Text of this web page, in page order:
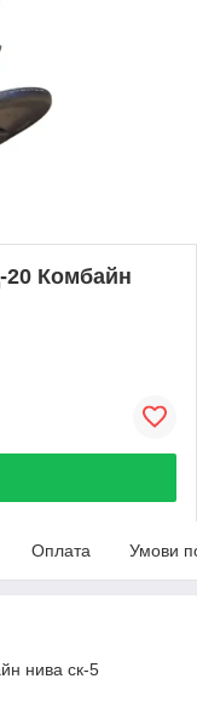
20 Комбайн
Оплата Умови
нива ск-5